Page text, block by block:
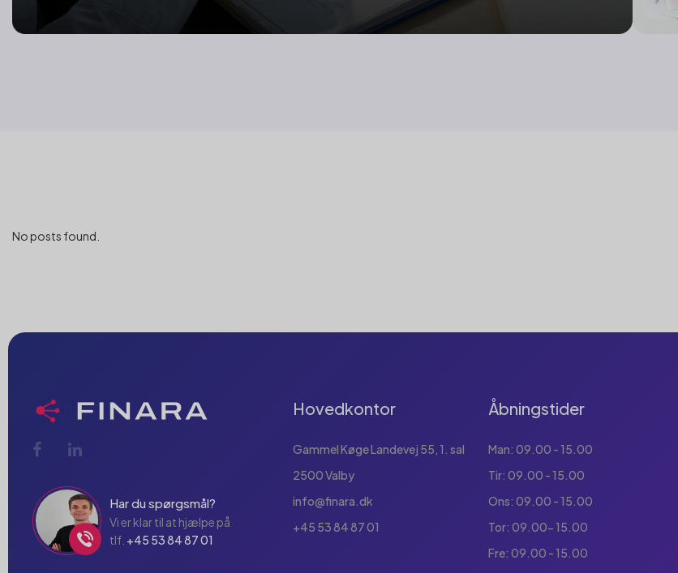
No posts found.
Har du spørgsmål?
Vi er klar til at hjælpe på
tlf. +45 53 84 87 01
Hovedkontor
Gammel Køge Landevej 55, 1. sal
2500 Valby
info@finara.dk
+45 53 84 87 01
Åbningstider
Man: 09.00 - 15.00
Tir: 09.00 - 15.00
Ons: 09.00 - 15.00
Tor: 09.00- 15.00
Fre: 09.00 - 15.00